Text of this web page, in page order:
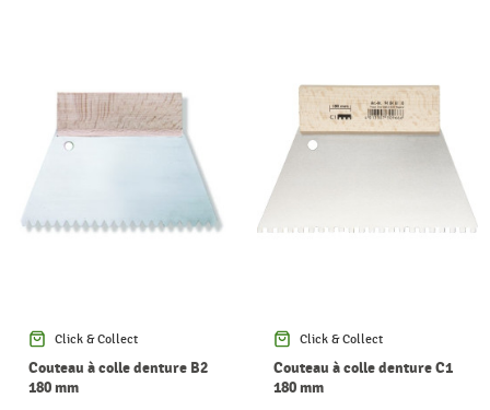
Click & Collect
Couteau à colle denture B2
180 mm
Click & Collect
Couteau à colle denture C1
180 mm